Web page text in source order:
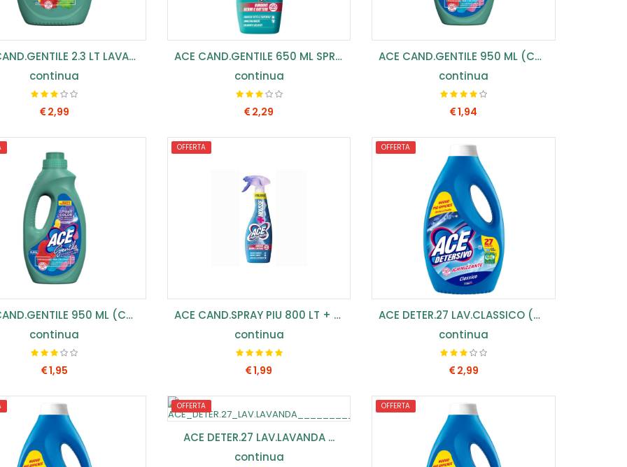
ACE CAND.GENTILE 2.3 LT LAVANDA E MUSCHIO...
continua
2,99
COMPRA SUBITO
ACE CAND.GENTILE 650 ML SPRAY (CONF.10PZ) ...
continua
2,29
ACE CAND.GENTILE 950 ML (CONF.8PZ) ...
continua
1,94
COMPRA SUBITO
ACE CAND.GENTILE 950 ML (CONF.8PZ) PROFUMATA ...
continua
1,95
COMPRA SUBITO
OFFERTA
ACE CAND.SPRAY PIU 800 LT + FRESCO(CONF.8) ...
continua
1,99
COMPRA SUBITO
OFFERTA
ACE DETER.27 LAV.CLASSICO (CONF.3PZ) ...
continua
2,99
COMPRA SUBITO
OFFERTA
ACE DETER.27 LAV.LAVANDA ...
continua
OFFERTA